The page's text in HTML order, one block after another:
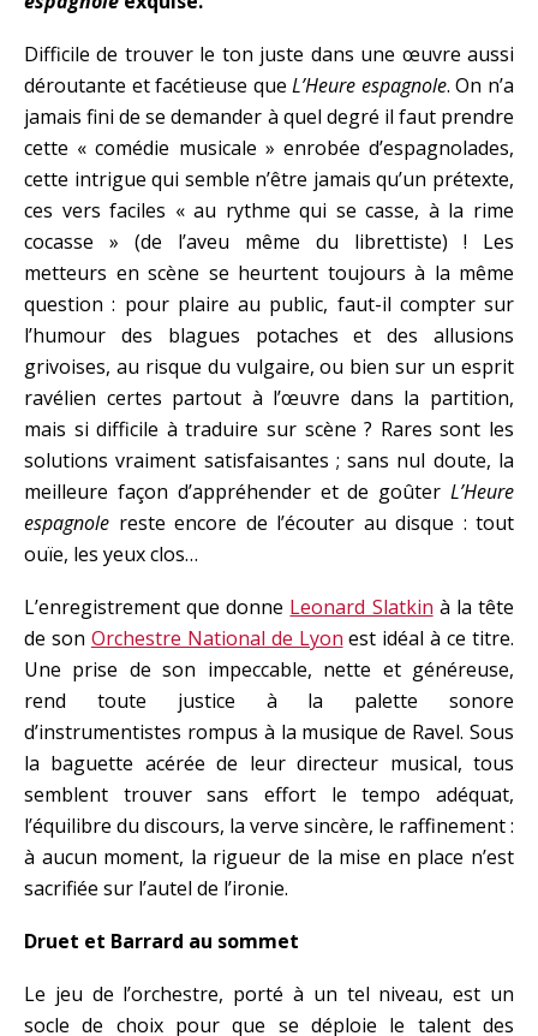
Difficile de trouver le ton juste dans une œuvre aussi
déroutante et facétieuse queL’Heure espagnole. On n’a
jamais fini de se demander à quel degré il faut prendre
cette « comédie musicale » enrobée d’espagnolades,
cette intrigue qui semble n’être jamais qu’un prétexte,
ces vers faciles « au rythme qui se casse, à la rime
cocasse » (de l’aveu même du librettiste) ! Les
metteurs en scène se heurtent toujours à la même
question : pour plaire au public, faut-il compter sur
l’humour des blagues potaches et des allusions
grivoises, au risque du vulgaire, ou bien sur un esprit
ravélien certes partout à l’œuvre dans la partition,
mais si difficile à traduire sur scène ? Rares sont les
solutions vraiment satisfaisantes ; sans nul doute, la
meilleure façon d’appréhender et de goûter L’Heure
espagnole reste encore de l’écouter au disque : tout
ouïe, les yeux clos…
L’enregistrement que donne Leonard Slatkin à la tête
de son Orchestre National de Lyon est idéal à ce titre.
Une prise de son impeccable, nette et généreuse,
rend toute justice à la palette sonore
d’instrumentistes rompus à la musique de Ravel. Sous
la baguette acérée de leur directeur musical, tous
semblent trouver sans effort le tempo adéquat,
l’équilibre du discours, la verve sincère, le raffinement :
à aucun moment, la rigueur de la mise en place n’est
sacrifiée sur l’autel de l’ironie.
Druet et Barrard au sommet
Le jeu de l’orchestre, porté à un tel niveau, est un
socle de choix pour que se déploie le talent des